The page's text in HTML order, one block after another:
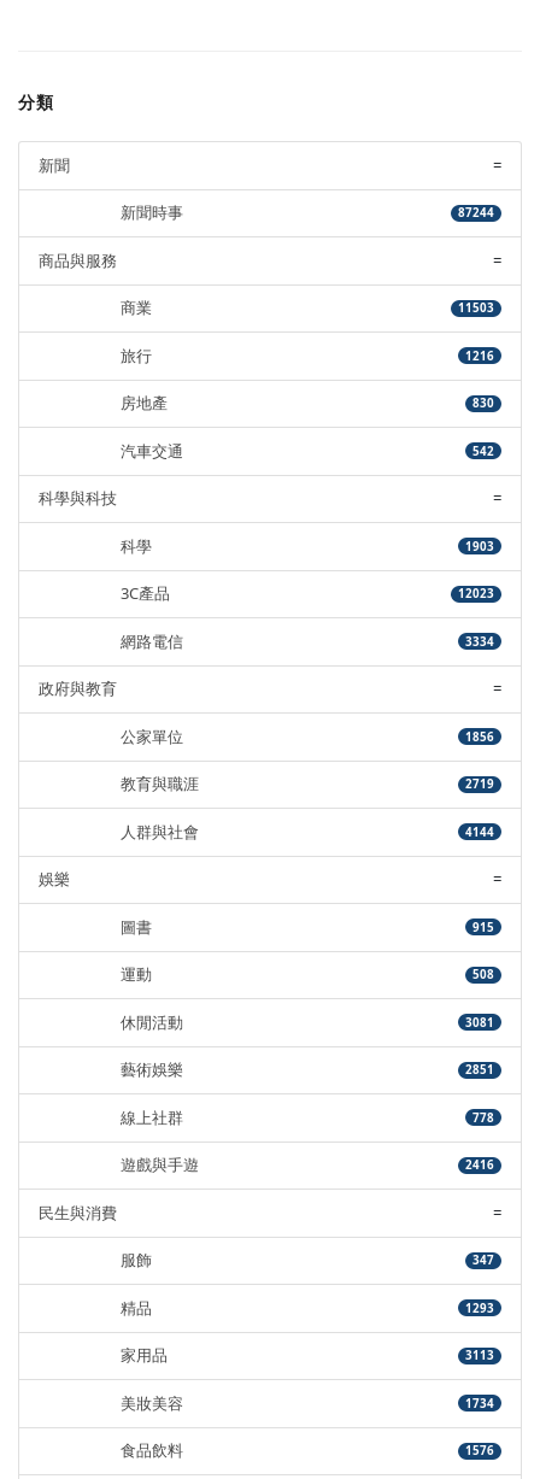
分類
新聞 =
新聞時事 87244
商品與服務 =
商業 11503
旅行 1216
房地產 830
汽車交通 542
科學與科技 =
科學 1903
3C產品 12023
網路電信 3334
政府與教育 =
公家單位 1856
教育與職涯 2719
人群與社會 4144
娛樂 =
圖書 915
運動 508
休閒活動 3081
藝術娛樂 2851
線上社群 778
遊戲與手遊 2416
民生與消費 =
服飾 347
精品 1293
家用品 3113
美妝美容 1734
食品飲料 1576